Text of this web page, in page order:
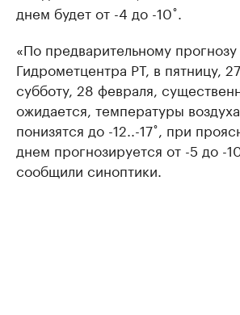
днем будет от -4 до -10˚.
«По предварительному прогнозу
Гидрометцентра РТ, в пятницу,
субботу, 28 февраля,
ожидается, температуры
понизятся до -12..-17˚, при
днем прогнозируется от -5 до -
сообщили синоптики.